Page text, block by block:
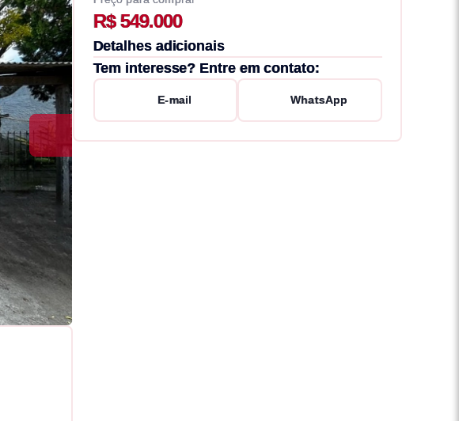
R$ 549.000
Detalhes adicionais
Tem interesse? Entre em contato:
E-mail WhatsApp